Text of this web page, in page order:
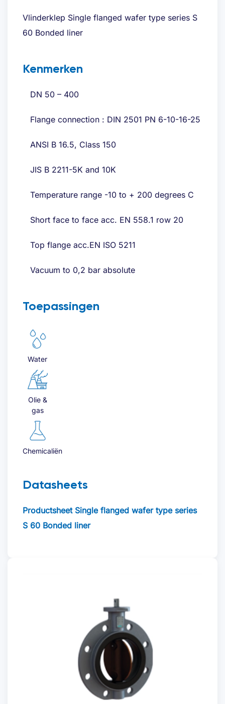
Vlinderklep Single flanged wafer type series S
60 Bonded liner
Kenmerken
DN 50 – 400
Flange connection : DIN 2501 PN 6-10-16-25
ANSI B 16.5, Class 150
JIS B 2211-5K and 10K
Temperature range -10 to + 200 degrees C
Short face to face acc. EN 558.1 row 20
Top flange acc.EN ISO 5211
Vacuum to 0,2 bar absolute
Toepassingen
Water
Olie &
gas
Chemicaliën
Datasheets
Productsheet Single flanged wafer type series
S 60 Bonded liner